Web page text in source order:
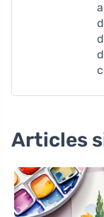
Articles